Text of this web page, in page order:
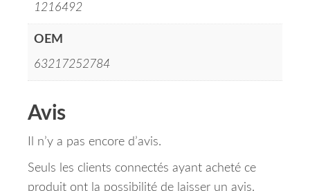
1216492
OEM
63217252784
Avis
Il n’y a pas encore d’avis.
Seuls les clients connectés ayant acheté ce
produit ont la possibilité de laisser un avis.